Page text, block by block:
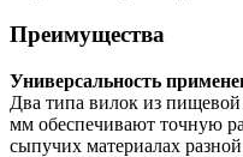
Преимущества
Универсальность
Два типа вилок из
мм обеспечивают точную
сыпучих материалах